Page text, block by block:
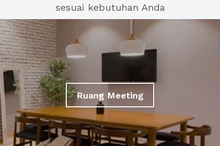
sesuai kebutuhan Anda
Ruang Meeting